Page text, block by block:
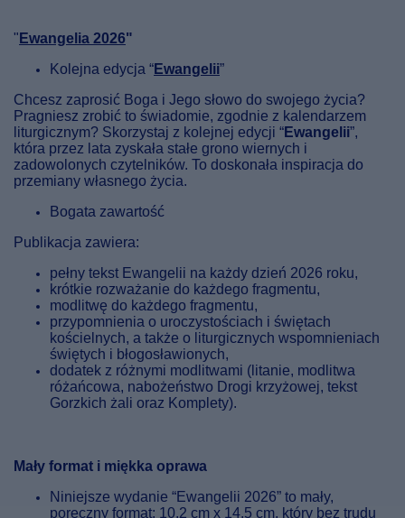
" Ewangelia 2026"
Kolejna edycja “Ewangelii”
Chcesz zaprosić Boga i Jego słowo do swojego życia?
Pragniesz zrobić to świadomie, zgodnie z kalendarzem
liturgicznym? Skorzystaj z kolejnej edycji “Ewangelii”,
która przez lata zyskała stałe grono wiernych i
zadowolonych czytelników. To doskonała inspiracja do
przemiany własnego życia.
Bogata zawartość
Publikacja zawiera:
pełny tekst Ewangelii na każdy dzień 2026 roku,
krótkie rozważanie do każdego fragmentu,
modlitwę do każdego fragmentu,
przypomnienia o uroczystościach i świętach
kościelnych, a także o liturgicznych wspomnieniach
świętych i błogosławionych,
dodatek z różnymi modlitwami (litanie, modlitwa
różańcowa, nabożeństwo Drogi krzyżowej, tekst
Gorzkich żali oraz Komplety).
Mały format i miękka oprawa
Niniejsze wydanie “Ewangelii 2026” to mały,
poręczny format: 10,2 cm x 14,5 cm, który bez trudu